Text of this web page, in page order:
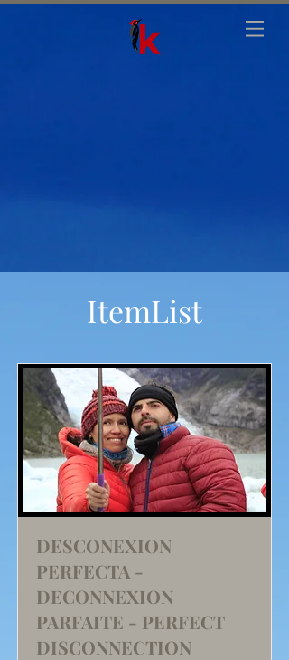
ItemList
DESCONEXION
PERFECTA -
DECONNEXION
PARFAITE - PERFECT
DISCONNECTION